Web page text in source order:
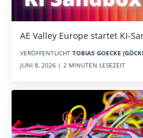
AE Valley Europe startet KI-
VERÖFFENTLICHT TOBIAS GOECKE
JUNI 8, 2026 | 2 MINUTEN LESEZEIT